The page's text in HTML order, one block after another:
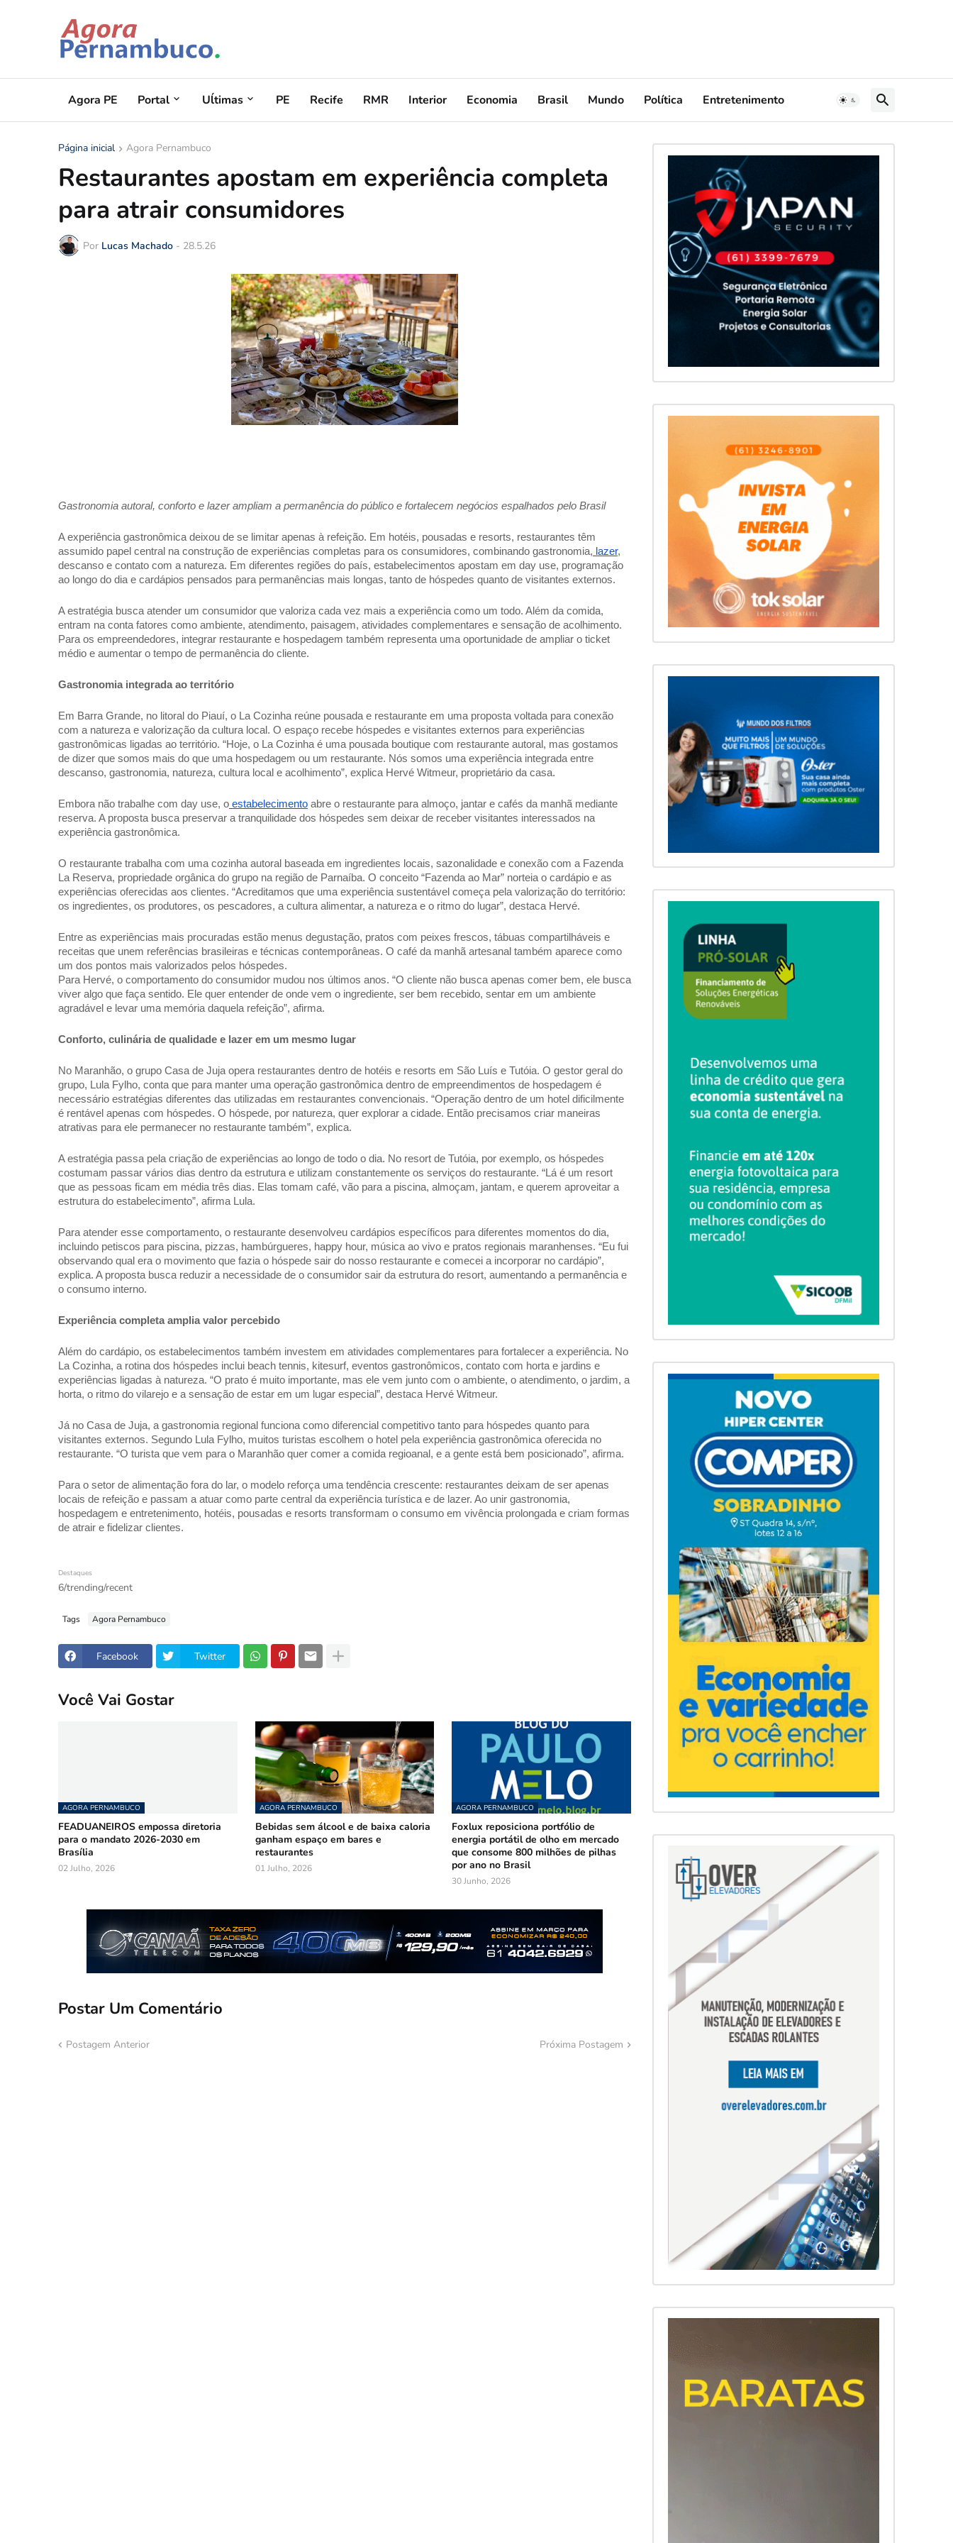
Agora PE Portal Uĺtimas PE Recife RMR Interior Economia Brasil Mundo Política Entretenimento
Página inicial Agora Pernambuco
Restaurantes apostam em experiência completa
para atrair consumidores
Por Lucas Machado - 28.5.26
Gastronomia autoral, conforto e lazer ampliam a permanência do público e fortalecem negócios espalhados pelo Brasil
A experiência gastronômica deixou de se limitar apenas à refeição. Em hotéis, pousadas e resorts, restaurantes têm
assumido papel central na construção de experiências completas para os consumidores, combinando gastronomia, lazer,
descanso e contato com a natureza. Em diferentes regiões do país, estabelecimentos apostam em day use, programação
ao longo do dia e cardápios pensados para permanências mais longas, tanto de hóspedes quanto de visitantes externos.
A estratégia busca atender um consumidor que valoriza cada vez mais a experiência como um todo. Além da comida,
entram na conta fatores como ambiente, atendimento, paisagem, atividades complementares e sensação de acolhimento.
Para os empreendedores, integrar restaurante e hospedagem também representa uma oportunidade de ampliar o ticket
médio e aumentar o tempo de permanência do cliente.
Gastronomia integrada ao território
Em Barra Grande, no litoral do Piauí, o La Cozinha reúne pousada e restaurante em uma proposta voltada para conexão
com a natureza e valorização da cultura local. O espaço recebe hóspedes e visitantes externos para experiências
gastronômicas ligadas ao território. “Hoje, o La Cozinha é uma pousada boutique com restaurante autoral, mas gostamos
de dizer que somos mais do que uma hospedagem ou um restaurante. Nós somos uma experiência integrada entre
descanso, gastronomia, natureza, cultura local e acolhimento”, explica Hervé Witmeur, proprietário da casa.
Embora não trabalhe com day use, o estabelecimento abre o restaurante para almoço, jantar e cafés da manhã mediante
reserva. A proposta busca preservar a tranquilidade dos hóspedes sem deixar de receber visitantes interessados na
experiência gastronômica.
O restaurante trabalha com uma cozinha autoral baseada em ingredientes locais, sazonalidade e conexão com a Fazenda
La Reserva, propriedade orgânica do grupo na região de Parnaíba. O conceito “Fazenda ao Mar” norteia o cardápio e as
experiências oferecidas aos clientes. “Acreditamos que uma experiência sustentável começa pela valorização do território:
os ingredientes, os produtores, os pescadores, a cultura alimentar, a natureza e o ritmo do lugar”, destaca Hervé.
Entre as experiências mais procuradas estão menus degustação, pratos com peixes frescos, tábuas compartilháveis e
receitas que unem referências brasileiras e técnicas contemporâneas. O café da manhã artesanal também aparece como
um dos pontos mais valorizados pelos hóspedes.
Para Hervé, o comportamento do consumidor mudou nos últimos anos. “O cliente não busca apenas comer bem, ele busca
viver algo que faça sentido. Ele quer entender de onde vem o ingrediente, ser bem recebido, sentar em um ambiente
agradável e levar uma memória daquela refeição”, afirma.
Conforto, culinária de qualidade e lazer em um mesmo lugar
No Maranhão, o grupo Casa de Juja opera restaurantes dentro de hotéis e resorts em São Luís e Tutóia. O gestor geral do
grupo, Lula Fylho, conta que para manter uma operação gastronômica dentro de empreendimentos de hospedagem é
necessário estratégias diferentes das utilizadas em restaurantes convencionais. “Operação dentro de um hotel dificilmente
é rentável apenas com hóspedes. O hóspede, por natureza, quer explorar a cidade. Então precisamos criar maneiras
atrativas para ele permanecer no restaurante também”, explica.
A estratégia passa pela criação de experiências ao longo de todo o dia. No resort de Tutóia, por exemplo, os hóspedes
costumam passar vários dias dentro da estrutura e utilizam constantemente os serviços do restaurante. “Lá é um resort
que as pessoas ficam em média três dias. Elas tomam café, vão para a piscina, almoçam, jantam, e querem aproveitar a
estrutura do estabelecimento”, afirma Lula.
Para atender esse comportamento, o restaurante desenvolveu cardápios específicos para diferentes momentos do dia,
incluindo petiscos para piscina, pizzas, hambúrgueres, happy hour, música ao vivo e pratos regionais maranhenses. “Eu fui
observando qual era o movimento que fazia o hóspede sair do nosso restaurante e comecei a incorporar no cardápio”,
explica. A proposta busca reduzir a necessidade de o consumidor sair da estrutura do resort, aumentando a permanência e
o consumo interno.
Experiência completa amplia valor percebido
Além do cardápio, os estabelecimentos também investem em atividades complementares para fortalecer a experiência. No
La Cozinha, a rotina dos hóspedes inclui beach tennis, kitesurf, eventos gastronômicos, contato com horta e jardins e
experiências ligadas à natureza. “O prato é muito importante, mas ele vem junto com o ambiente, o atendimento, o jardim, a
horta, o ritmo do vilarejo e a sensação de estar em um lugar especial”, destaca Hervé Witmeur.
Já no Casa de Juja, a gastronomia regional funciona como diferencial competitivo tanto para hóspedes quanto para
visitantes externos. Segundo Lula Fylho, muitos turistas escolhem o hotel pela experiência gastronômica oferecida no
restaurante. “O turista que vem para o Maranhão quer comer a comida regioanal, e a gente está bem posicionado”, afirma.
Para o setor de alimentação fora do lar, o modelo reforça uma tendência crescente: restaurantes deixam de ser apenas
locais de refeição e passam a atuar como parte central da experiência turística e de lazer. Ao unir gastronomia,
hospedagem e entretenimento, hotéis, pousadas e resorts transformam o consumo em vivência prolongada e criam formas
de atrair e fidelizar clientes.
Destaques
6/trending/recent
Tags Agora Pernambuco
Facebook Twitter
Você Vai Gostar
AGORA PERNAMBUCO
FEADUANEIROS empossa diretoria
para o mandato 2026-2030 em
Brasília
02 Julho, 2026
AGORA PERNAMBUCO
Bebidas sem álcool e de baixa caloria
ganham espaço em bares e
restaurantes
01 Julho, 2026
AGORA PERNAMBUCO
Foxlux reposiciona portfólio de
energia portátil de olho em mercado
que consome 800 milhões de pilhas
por ano no Brasil
30 Junho, 2026
Postar Um Comentário
Postagem Anterior Próxima Postagem